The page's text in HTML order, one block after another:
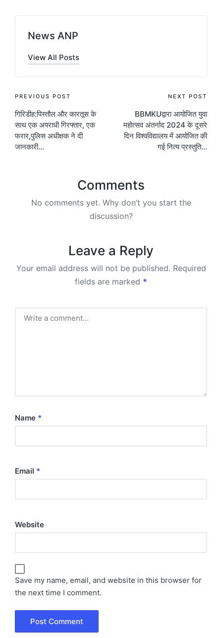
News ANP
View All Posts
Post
navigation
PREVIOUS POST
गिरिडीह:पिस्तौल और कारतूस के
साथ एक अपराधी गिरफ्तार, एक
फरार,पुलिस अधीक्षक ने दी
जानकारी…
NEXT POST
BBMKUद्वारा आयोजित युवा
महोत्सव अंतर्नाद 2024 के दूसरे
दिन विश्वविद्यालय में आयोजित की
गई नित्य प्रस्तुति…
Comments
No comments yet. Why don’t you start the
discussion?
Leave a Reply
Your email address will not be published. Required
fields are marked *
Name *
Email *
Website
Save my name, email, and website in this browser for
the next time I comment.